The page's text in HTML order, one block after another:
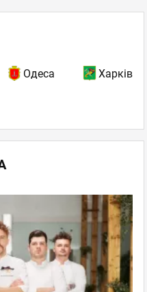
Одеса Харків